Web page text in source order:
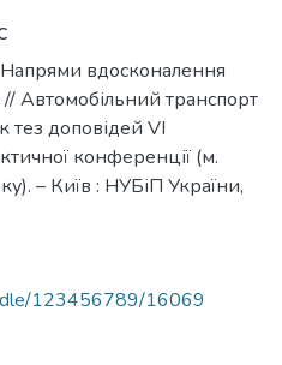
Напрями вдосконалення
Автомобільний транспорт
тез доповідей VІ
конференції (м.
– Київ : НУБіП України,
123456789/16069